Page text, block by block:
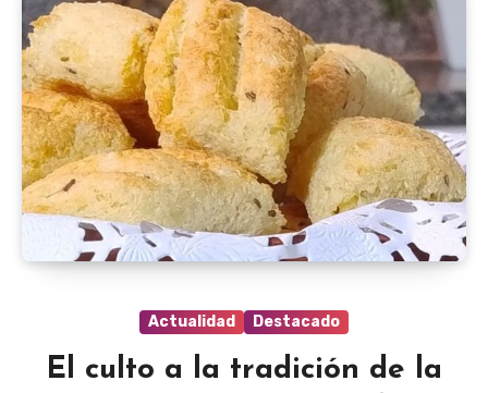
Actualidad Destacado
El culto a la tradición de la